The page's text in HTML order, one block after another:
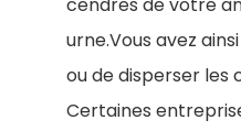
urne.Vous avez
ou de disperser les
Certaines